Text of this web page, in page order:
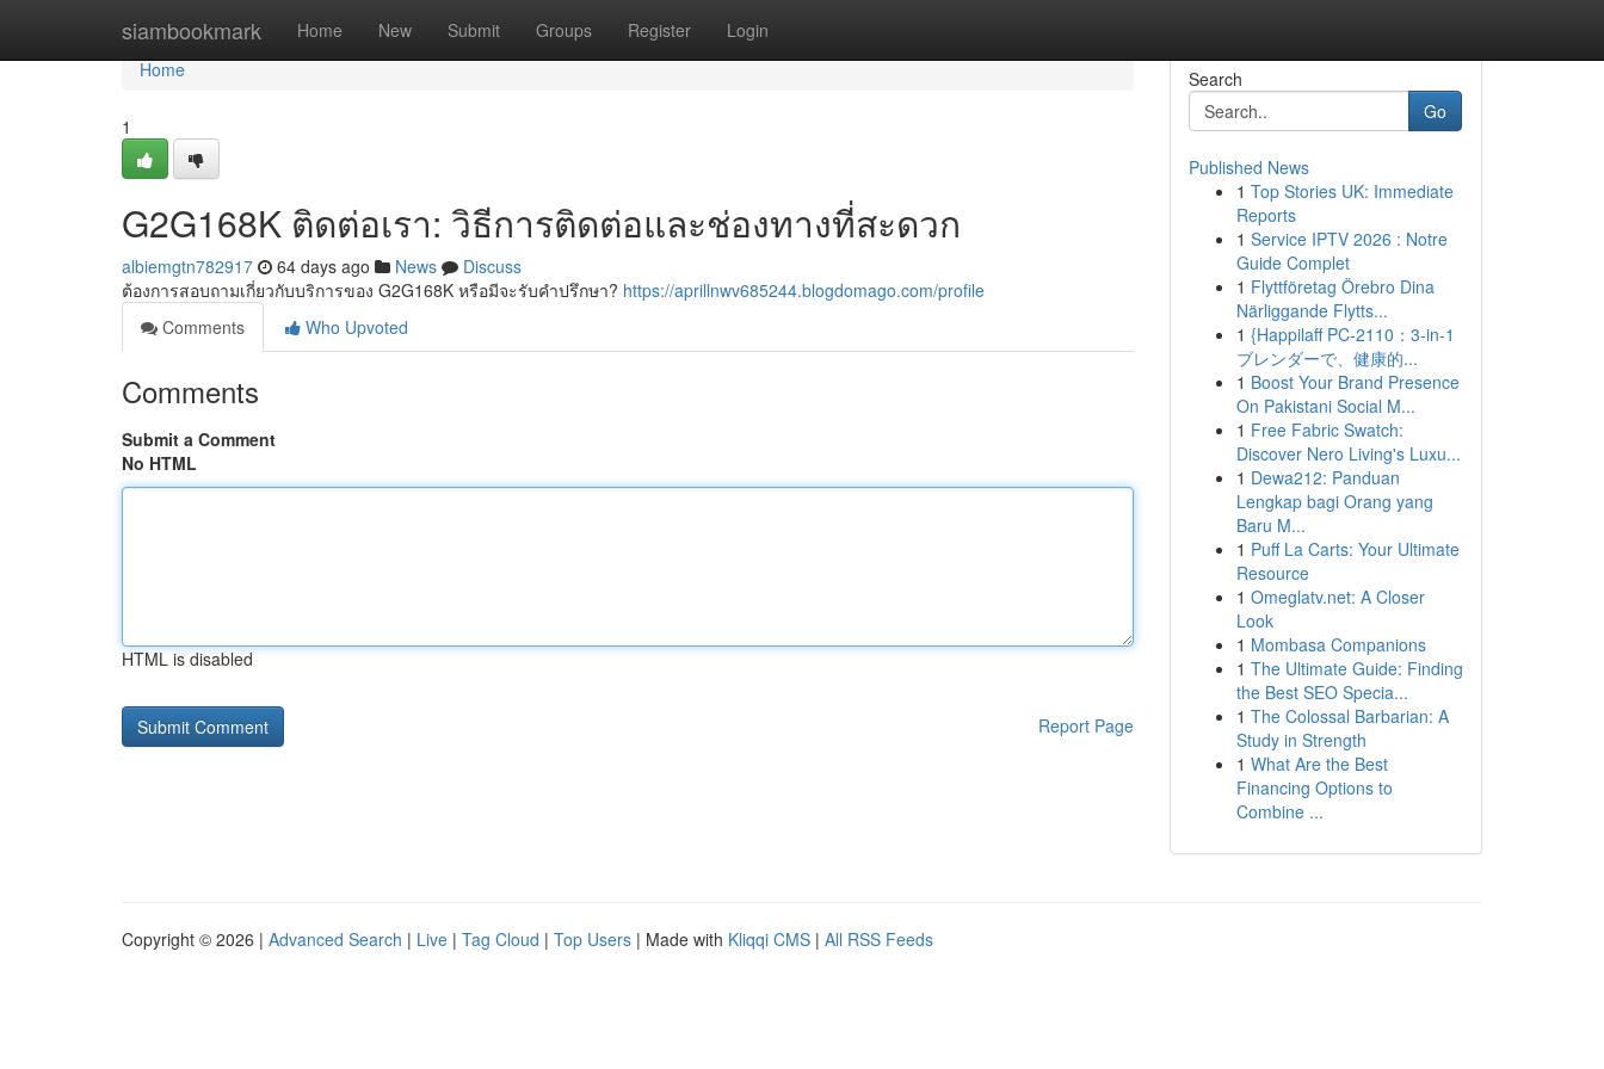
siambookmark Home New Submit Groups Register Login
Home
Home
1
G2G168K ติดต่อเรา: วิธีการติดต่อและช่องทางที่สะดวก
albiemgtn782917 64 days ago News
Discuss
ต้องการสอบถามเกี่ยวกับบริการของ G2G168K หรือมีจะรับคำปรึกษา? https://aprillnwv685244.blogdomago.com/profile
Comments
Who Upvoted
Comments
Submit a Comment
No HTML
HTML is disabled
Report Page
Search
Go
Published News
1 Top Stories UK: Immediate
Reports
1 Service IPTV 2026 : Notre
Guide Complet
1 Flyttföretag Örebro Dina
Närliggande Flytts...
1 {Happilaff PC-2110：3-in-1
ブレンダーで、健康的...
1 Boost Your Brand Presence
On Pakistani Social M...
1 Free Fabric Swatch:
Discover Nero Living's Luxu...
1 Dewa212: Panduan
Lengkap bagi Orang yang
Baru M...
1 Puff La Carts: Your Ultimate
Resource
1 Omeglatv.net: A Closer
Look
1 Mombasa Companions
1 The Ultimate Guide: Finding
the Best SEO Specia...
1 The Colossal Barbarian: A
Study in Strength
1 What Are the Best
Financing Options to
Combine ...
Copyright © 2026 | Advanced Search | Live | Tag Cloud | Top Users | Made with Kliqqi CMS | All RSS Feeds